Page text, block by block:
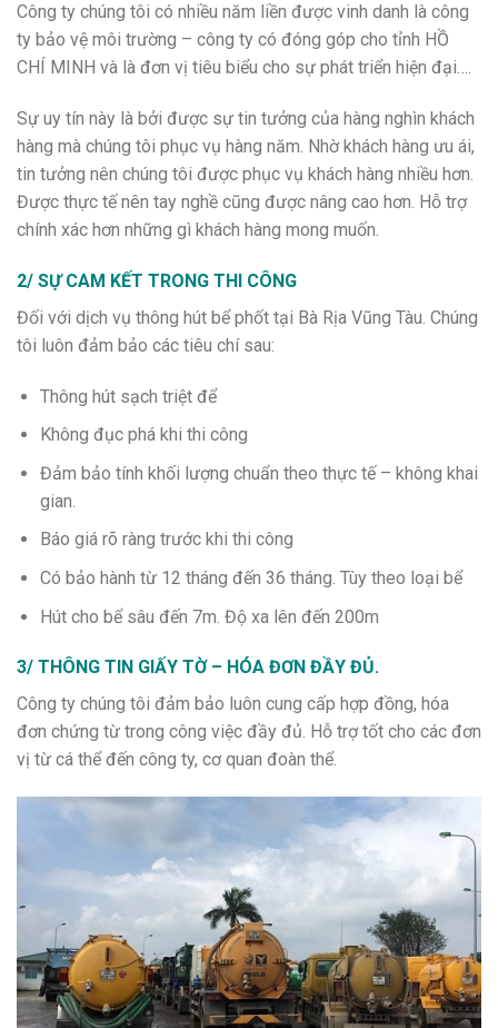
Công ty chúng tôi có nhiều năm liền được vinh danh là công
ty bảo vệ môi trường – công ty có đóng góp cho tỉnh HỒ
CHÍ MINH và là đơn vị tiêu biểu cho sự phát triển hiện đại….
Sự uy tín này là bởi được sự tin tưởng của hàng nghìn khách
hàng mà chúng tôi phục vụ hàng năm. Nhờ khách hàng ưu ái,
tin tưởng nên chúng tôi được phục vụ khách hàng nhiều hơn.
Được thực tế nên tay nghề cũng được nâng cao hơn. Hỗ trợ
chính xác hơn những gì khách hàng mong muốn.
2/ SỰ CAM KẾT TRONG THI CÔNG
Đối với dịch vụ thông hút bể phốt tại Bà Rịa Vũng Tàu. Chúng
tôi luôn đảm bảo các tiêu chí sau:
Thông hút sạch triệt để
Không đục phá khi thi công
Đảm bảo tính khối lượng chuẩn theo thực tế – không khai
gian.
Báo giá rõ ràng trước khi thi công
Có bảo hành từ 12 tháng đến 36 tháng. Tùy theo loại bể
Hút cho bể sâu đến 7m. Độ xa lên đến 200m
3/ THÔNG TIN GIẤY TỜ – HÓA ĐƠN ĐẦY ĐỦ.
Công ty chúng tôi đảm bảo luôn cung cấp hợp đồng, hóa
đơn chứng từ trong công việc đầy đủ. Hỗ trợ tốt cho các đơn
vị từ cá thể đến công ty, cơ quan đoàn thể.